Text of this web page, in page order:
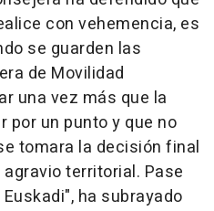
con vehemencia, es
se guarden las
de Movilidad
una vez más que la
por un punto y que no
tomara la decisión final
territorial. Pase
ha subrayado